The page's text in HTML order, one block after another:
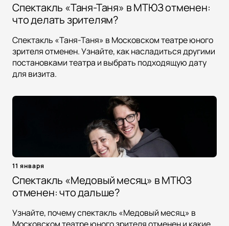
Спектакль «Таня-Таня» в МТЮЗ отменен:
что делать зрителям?
Спектакль «Таня-Таня» в Московском театре юного
зрителя отменен. Узнайте, как насладиться другими
постановками театра и выбрать подходящую дату
для визита.
11 января
Спектакль «Медовый месяц» в МТЮЗ
отменен: что дальше?
Узнайте, почему спектакль «Медовый месяц» в